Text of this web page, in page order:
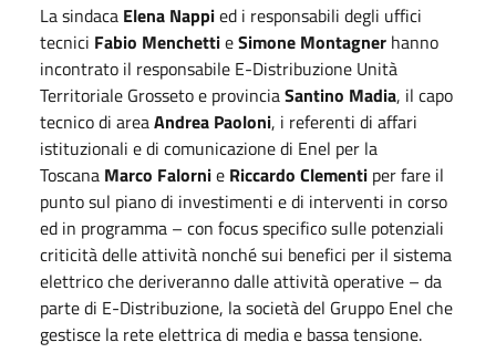
La sindaca Elena Nappied i responsabili degli uffici
tecnici Fabio MenchettieSimone Montagner hanno
incontrato il responsabile E-Distribuzione Unità
Territoriale Grosseto e provinciaSantino Madia, il capo
tecnico di areaAndrea Paoloni, i referenti di affari
istituzionali e di comunicazione di Enel per la
Toscana Marco Falornie Riccardo Clementi per fare il
punto sul piano di investimenti e di interventi in corso
ed in programma – con focus specifico sulle potenziali
criticità delle attività nonché sui benefici per il sistema
elettrico che deriveranno dalle attività operative – da
parte di E-Distribuzione, la società del Gruppo Enel che
gestisce la rete elettrica di media e bassa tensione.